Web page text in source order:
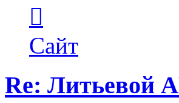
пользователя
Maks42
Сайт
Re: Литьевой